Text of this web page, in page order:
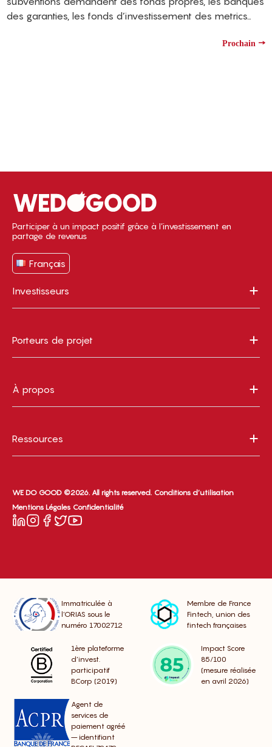
des garanties, les fonds d’investissement des metrics…
Prochain →
Participer à un impact positif grâce à l’investissement en
partage de revenus
Français
Investisseurs
Porteurs de projet
À propos
Ressources
WE DO GOOD ©2026. All rights reserved. Conditions d’utilisation
Mentions Légales Confidentialité
Immatriculée à
l’ORIAS sous le
numéro 17002712
Membre de France
Fintech, union des
fintech françaises
1ère plateforme
d’invest.
participatif
BCorp (2019)
Impact Score
85/100
(mesure réalisée
en avril 2026)
Agent de
services de
paiement agréé
– identifiant